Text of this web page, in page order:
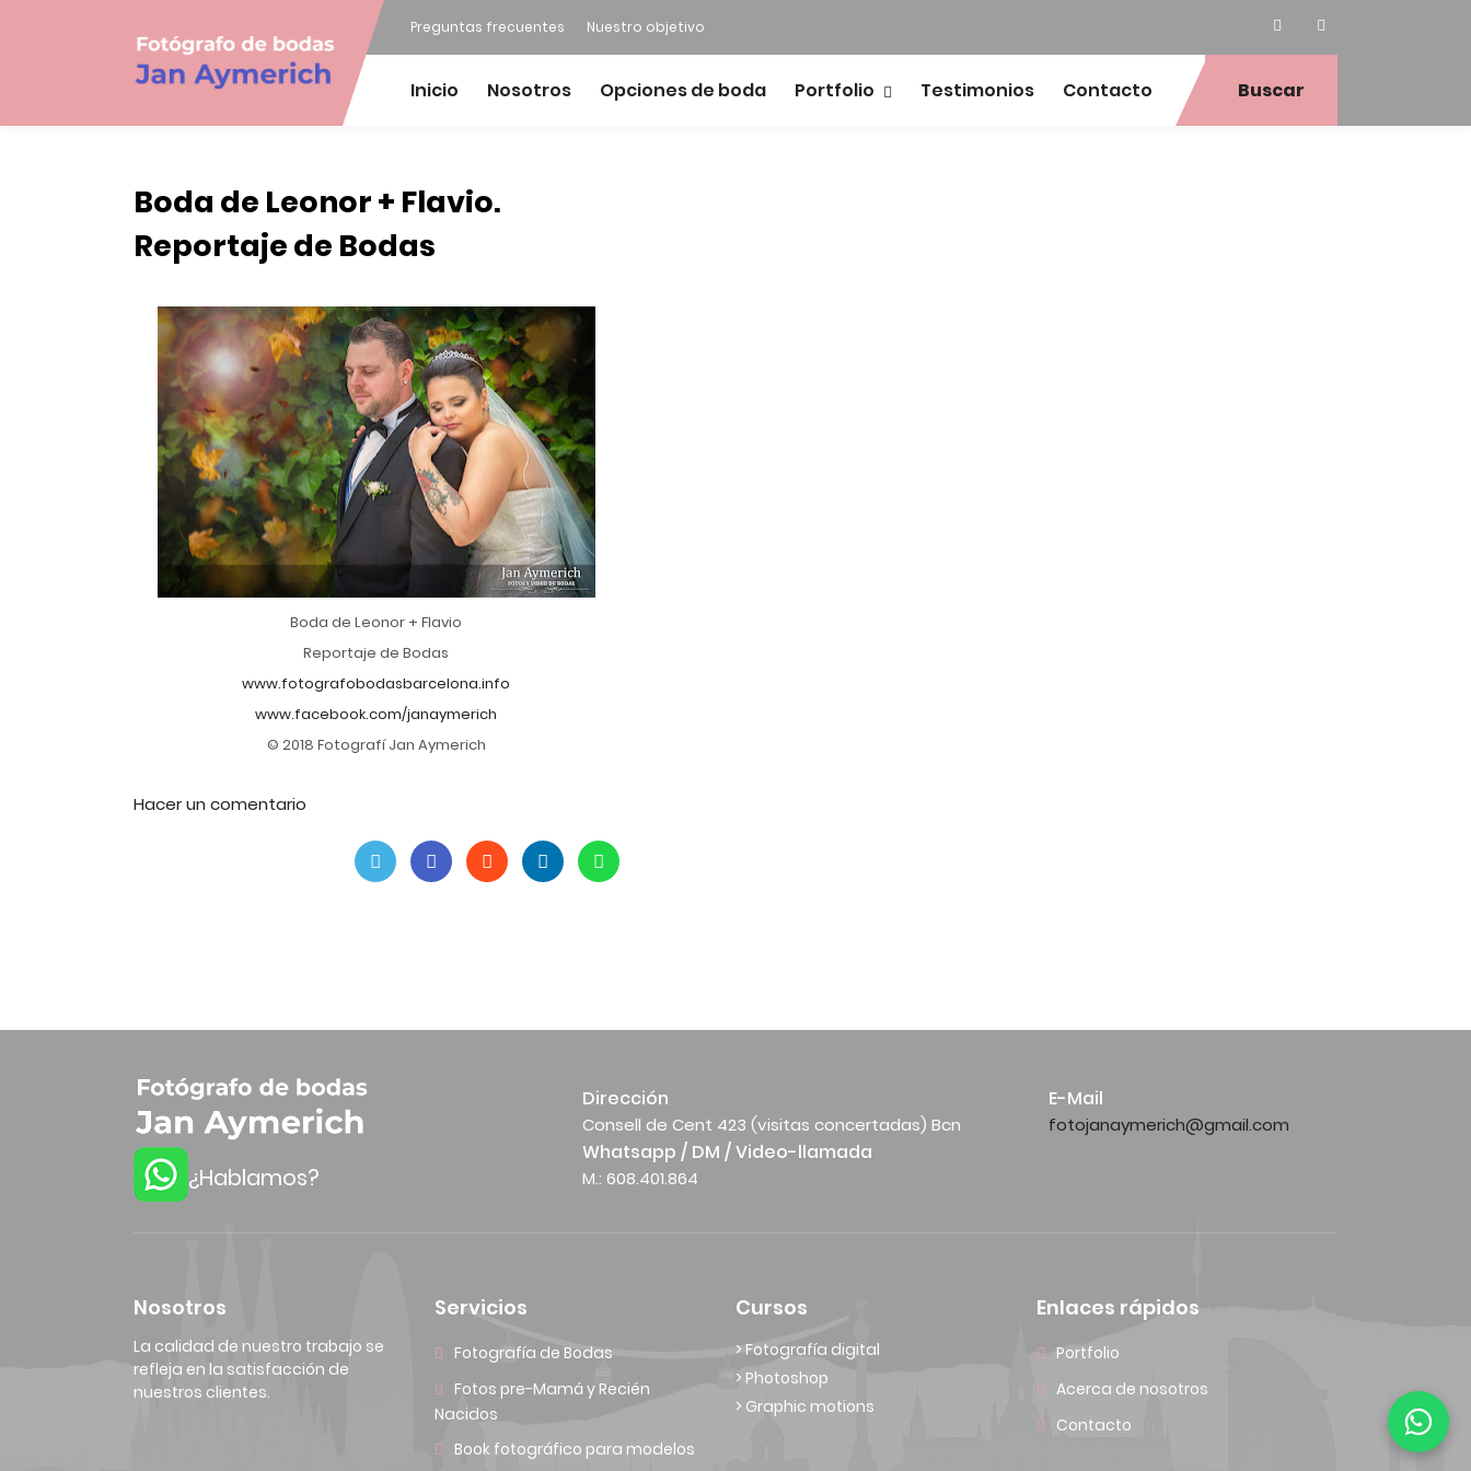
Preguntas frecuentes Nuestro objetivo
Inicio Nosotros Opciones de boda Portfolio Testimonios Contacto Buscar
Boda de Leonor + Flavio.
Reportaje de Bodas
Boda de Leonor + Flavio
Reportaje de Bodas
www.fotografobodasbarcelona.info
www.facebook.com/janaymerich
© 2018 Fotografí Jan Aymerich
Hacer un comentario
¿Hablamos?
Dirección
Consell de Cent 423 (visitas concertadas) Bcn
E-Mail
fotojanaymerich@gmail.com
Whatsapp / DM / Video-llamada
M.: 608.401.864
Nosotros
La calidad de nuestro trabajo se
refleja en la satisfacción de
nuestros clientes.
Servicios
Fotografía de Bodas
Fotos pre-Mamá y Recién
Nacidos
Book fotográfico para modelos
Cursos
> Fotografía digital
> Photoshop
> Graphic motions
Enlaces rápidos
Portfolio
Acerca de nosotros
Contacto